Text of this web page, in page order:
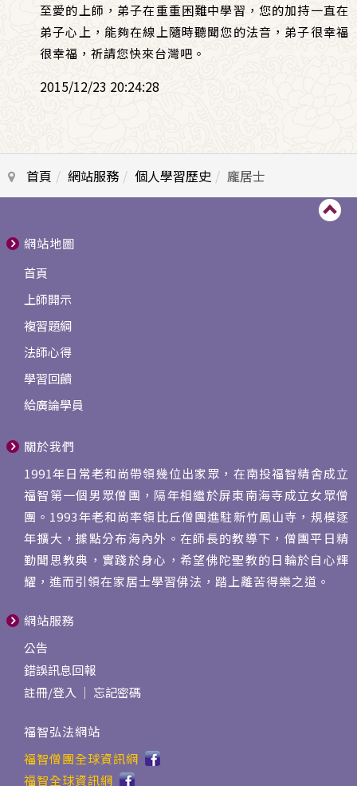
至愛的上師，弟子在重重困難中學習，您的加持一直在
弟子心上，能夠在線上隨時聽聞您的法音，弟子很幸福
很幸福，祈請您快來台灣吧。
2015/12/23 20:24:28
首頁 網站服務 個人學習歷史 龐居士
網站地圖
首頁
上師開示
複習題綱
法師心得
學習回饋
給廣論學員
關於我們
1991年日常老和尚帶領幾位出家眾，在南投福智精舍成立
福智第一個男眾僧團，隔年相繼於屏東南海寺成立女眾僧
團。1993年老和尚率領比丘僧團進駐新竹鳳山寺，規模逐
年擴大，據點分布海內外。在師長的教導下，僧團平日精
勤聞思教典，實踐於身心，希望佛陀聖教的日輪於自心輝
耀，進而引領在家居士學習佛法，踏上離苦得樂之道。
網站服務
公告
錯誤訊息回報
註冊/登入 ｜ 忘記密碼
福智弘法網站
福智僧團全球資訊網
福智全球資訊網